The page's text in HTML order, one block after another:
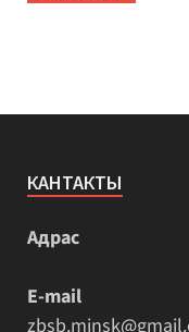
КАНТАКТЫ
Адрас
E-mail